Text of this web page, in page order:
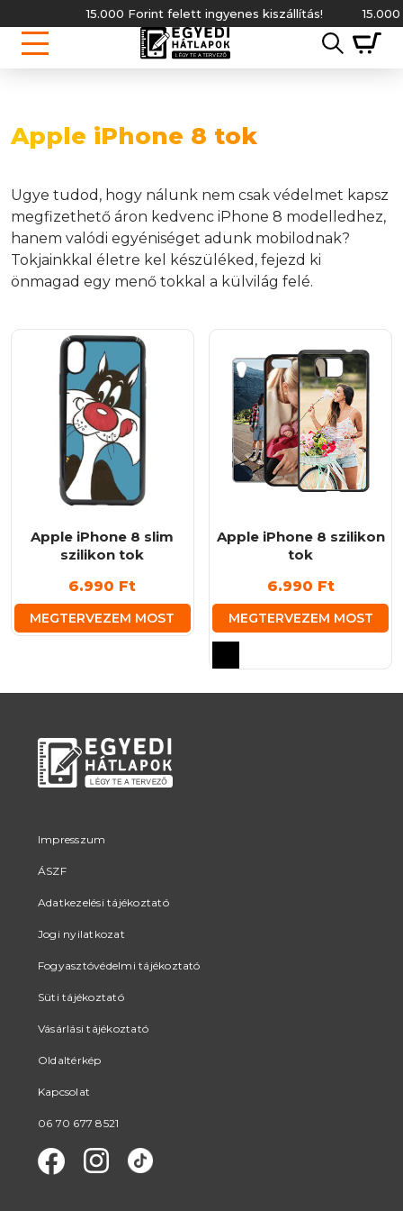
15.000 Forint felett ingyenes kiszállítás!
Apple iPhone 8 tok
Ugye tudod, hogy nálunk nem csak védelmet kapsz
megfizethető áron kedvenc iPhone 8 modelledhez,
hanem valódi egyéniséget adunk mobilodnak?
Tokjainkkal életre kel készüléked, fejezd ki
önmagad egy menő tokkal a külvilág felé.
Apple iPhone 8 slim
szilikon tok
6.990 Ft
MEGTERVEZEM MOST
Apple iPhone 8 szilikon
tok
6.990 Ft
MEGTERVEZEM MOST
Ennek
Impresszum
ÁSZF
Adatkezelési tájékoztató
Jogi nyilatkozat
Fogyasztóvédelmi tájékoztató
Süti tájékoztató
Vásárlási tájékoztató
Oldaltérkép
Kapcsolat
06 70 677 8521